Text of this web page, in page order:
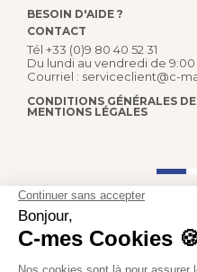
BESOIN D'AIDE ?
CONTACT
Tél +33 (0)9 80 40 52 31
Du lundi au vendredi de 9:00
Courriel : serviceclient@c-
CONDITIONS GÉNÉRALES
MENTIONS LÉGALES
PAIEMENT SÉCURISÉ